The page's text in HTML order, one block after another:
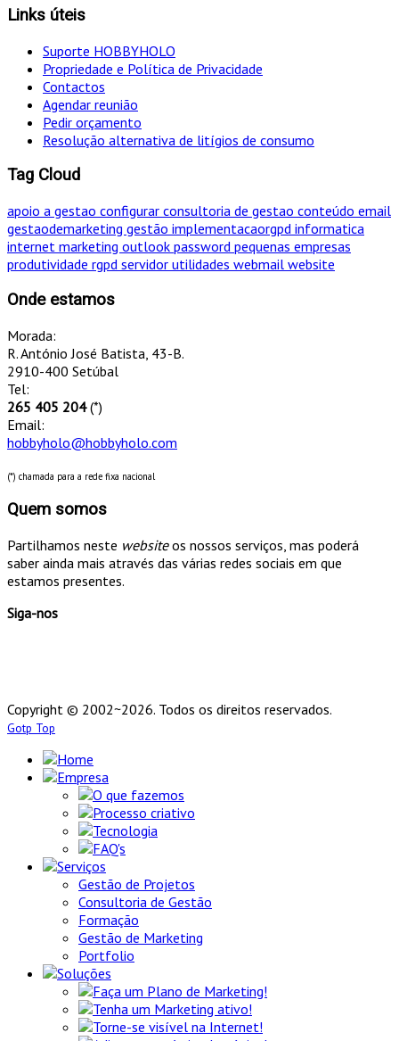
Links úteis
Suporte HOBBYHOLO
Propriedade e Política de Privacidade
Contactos
Agendar reunião
Pedir orçamento
Resolução alternativa de litígios de consumo
Tag Cloud
apoio a gestao configurar consultoria de gestao conteúdo email
gestaodemarketing gestão implementacaorgpd informatica
internet marketing outlook password pequenas empresas
produtividade rgpd servidor utilidades webmail website
Onde estamos
Morada:
R. António José Batista, 43-B.
2910-400 Setúbal
Tel:
265 405 204(*)
Email:
hobbyholo@hobbyholo.com
(*) chamada para a rede fixa nacional
Quem somos
Partilhamos neste websiteos nossos serviços, mas poderá
saber ainda mais através das várias redes sociais em que
estamos presentes.
Siga-nos
Copyright © 2002~2026. Todos os direitos reservados.
Gotp Top
Home
Empresa
O que fazemos
Processo criativo
Tecnologia
FAQ's
Serviços
Gestão de Projetos
Consultoria de Gestão
Formação
Gestão de Marketing
Portfolio
Soluções
Faça um Plano de Marketing!
Tenha um Marketing ativo!
Torne-se visível na Internet!